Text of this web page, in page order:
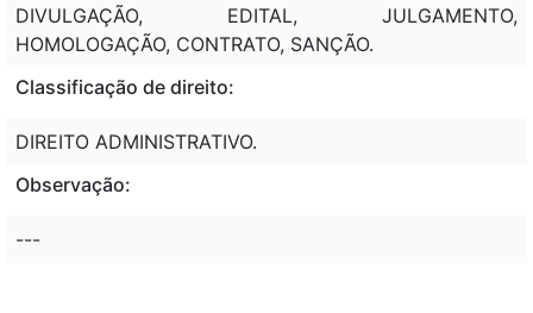
DIVULGAÇÃO, EDITAL, JULGAMENTO,
HOMOLOGAÇÃO, CONTRATO, SANÇÃO.
Classificação de direito:
DIREITO ADMINISTRATIVO.
Observação:
---